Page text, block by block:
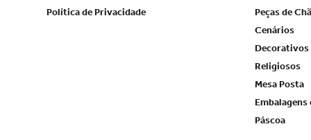
Política de Privacidade
Peças de
Cenários
Decorativos
Religiosos
Mesa Posta
Páscoa